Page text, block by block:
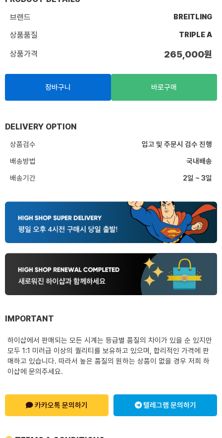
브랜드
BREITLING
상품품질 TRIPLE A
상품가격 265,000원
장바구니 바로구매
DELIVERY OPTION
상품검수
입고 및 주문시 검수 진행
배송방법
국내배송
배송기간
2일 ~ 3일
IMPORTANT
하이샵에서 판매되는 모든 시계는 등급별 품질의 차이가 있을 순 있지만
모두 1:1 미러급 이상의 퀄리티를 보유하고 있으며, 합리적인 가격에 판
매하고 있습니다. 따라서 높은 품질의 원하는 상품이 없을 경우 저희 하
이샵에 문의주세요.
카카오톡 문의하기 텔레그램 문의하기